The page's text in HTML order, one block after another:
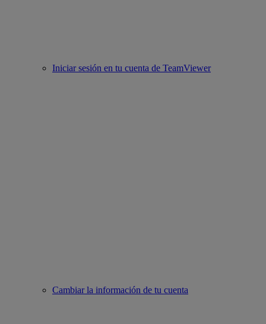
Iniciar sesión en tu cuenta de TeamViewer
Cambiar la información de tu cuenta